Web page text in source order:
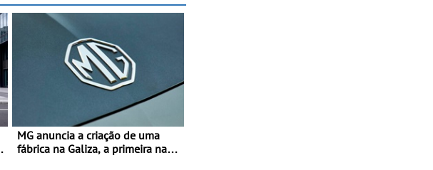
MG anuncia a criação de uma
fábrica na Galiza, a primeira na